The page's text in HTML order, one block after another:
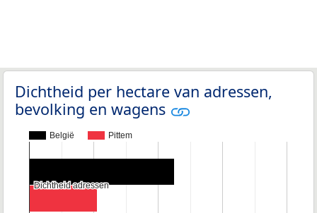
Dichtheid per hectare van adressen,
bevolking en wagens
België Pittem
Dichtheid adressen
Dichtheid adressen